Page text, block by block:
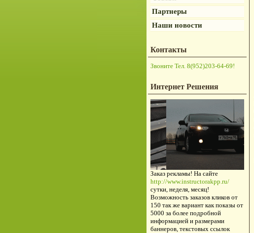
Партнеры
Наши новости
Контакты
Звоните Тел. 8(952)203-64-69!
Интернет Решения
Заказ рекламы! На сайте
http://www.instructorakpp.ru/
сутки, неделя, месяц!
Возможность заказов кликов от
150 так же вариант как показы от
5000 за более подробной
информацией и размерами
баннеров, текстовых ссылок